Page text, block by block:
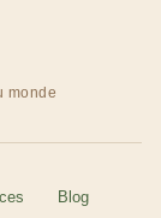
monde
Blog